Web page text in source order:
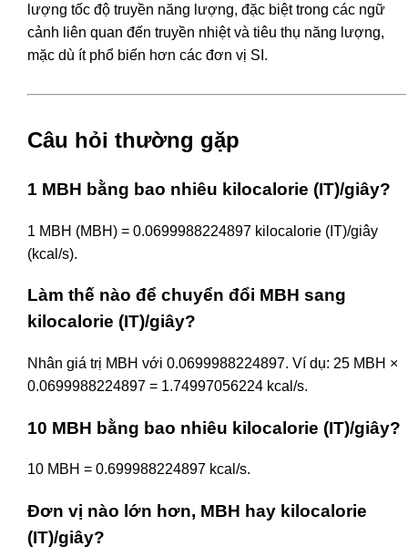
lượng tốc độ truyền năng lượng, đặc biệt trong các ngữ
cảnh liên quan đến truyền nhiệt và tiêu thụ năng lượng,
mặc dù ít phổ biến hơn các đơn vị SI.
Câu hỏi thường gặp
1 MBH bằng bao nhiêu kilocalorie (IT)/giây?
1 MBH (MBH) = 0.0699988224897 kilocalorie (IT)/giây
(kcal/s).
Làm thế nào để chuyển đổi MBH sang
kilocalorie (IT)/giây?
Nhân giá trị MBH với 0.0699988224897. Ví dụ: 25 MBH ×
0.0699988224897 = 1.74997056224 kcal/s.
10 MBH bằng bao nhiêu kilocalorie (IT)/giây?
10 MBH = 0.699988224897 kcal/s.
Đơn vị nào lớn hơn, MBH hay kilocalorie
(IT)/giây?